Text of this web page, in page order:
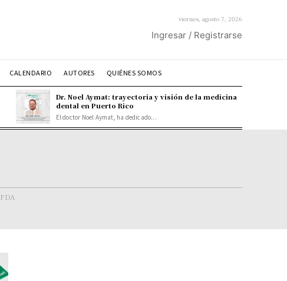
viernes, agosto 7, 2026
Ingresar / Registrarse
CALENDARIO AUTORES QUIÉNES SOMOS
Dr. Noel Aymat: trayectoria y visión de la medicina
dental en Puerto Rico
El doctor Noel Aymat, ha dedicado...
FDA